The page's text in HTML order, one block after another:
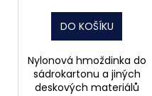
DO KOŠÍKU
Nylonová hmoždinka do
sádrokartonu a jiných
deskových materiálů